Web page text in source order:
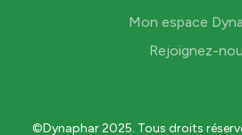
Mon espace
Rejoignez-
©Dynaphar 2025. Tous droits